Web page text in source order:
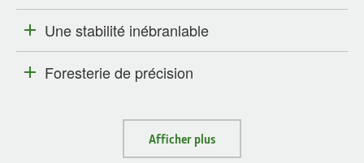
Une stabilité inébranlable
Foresterie de précision
Afficher plus